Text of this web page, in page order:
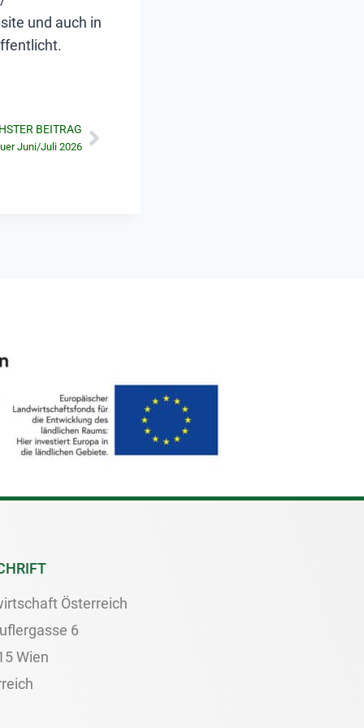
und auch in
BEITRAG
Juni/Juli 2026
Österreich
6
Wien